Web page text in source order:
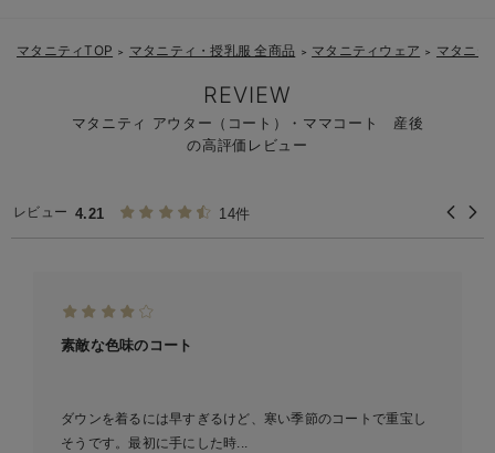
マタニティTOP ＞ マタニティ・授乳服 全商品 ＞ マタニティウェア ＞ マタニ
REVIEW
マタニティ アウター（コート）・ママコート 産後
の高評価レビュー
レビュー 4.21 14件
素敵な色味のコート
ダウンを着るには早すぎるけど、寒い季節のコートで重宝し
そうです。最初に手にした時...